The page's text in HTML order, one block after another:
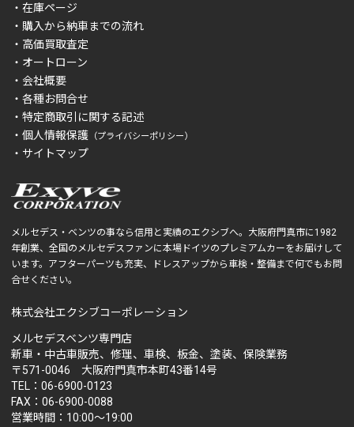
メルセデス・ベンツの事なら信用と実績のエクシブへ。大阪府門真市に1982
年創業、全国のメルセデスファンに本場ドイツのプレミアムカーをお届けして
います。アフターパーツも充実、ドレスアップから車検・整備まで何でもお問
合せください。
株式会社エクシブコーポレーション
メルセデスベンツ専門店
新車・中古車販売、修理、車検、板金、塗装、保険業務
〒571-0046 大阪府門真市本町43番14号
TEL：06-6900-0123
FAX：06-6900-0088
営業時間：10:00～19:00
・在庫ページ
・購入から納車までの流れ
・高価買取査定
・オートローン
・会社概要
・各種お問合せ
・特定商取引に関する記述
・個人情報保護 （プライバシーポリシー）
・サイトマップ